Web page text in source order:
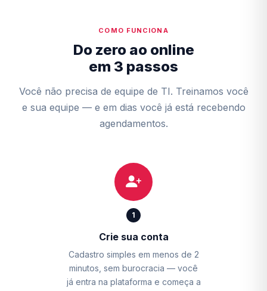
COMO FUNCIONA
Do zero ao online
em 3 passos
Você não precisa de equipe de TI. Treinamos você
e sua equipe — e em dias você já está recebendo
agendamentos.
1
Crie sua conta
Cadastro simples em menos de 2
minutos, sem burocracia — você
já entra na plataforma e começa a